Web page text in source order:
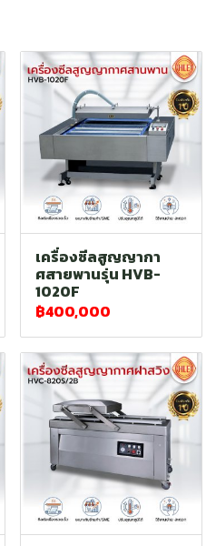
เครื่องซีลสูญญากา
ศสายพานรุ่น HVB-
1020F
฿400,000